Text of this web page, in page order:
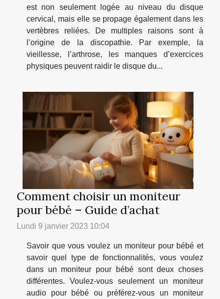
est non seulement logée au niveau du disque
cervical, mais elle se propage également dans les
vertèbres reliées. De multiples raisons sont à
l’origine de la discopathie. Par exemple, la
vieillesse, l’arthrose, les manques d’exercices
physiques peuvent raidir le disque du...
Comment choisir un moniteur
pour bébé – Guide d’achat
Lundi 9 janvier 2023 10:04
Savoir que vous voulez un moniteur pour bébé et
savoir quel type de fonctionnalités, vous voulez
dans un moniteur pour bébé sont deux choses
différentes. Voulez-vous seulement un moniteur
audio pour bébé ou préférez-vous un moniteur